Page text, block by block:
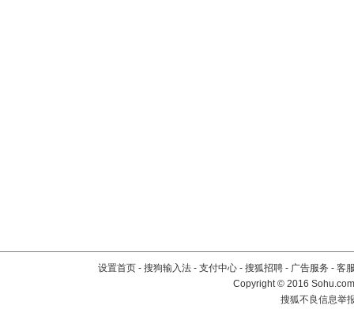
设置首页 - 搜狗输入法 - 支付中心 - 搜狐招聘 - 广告服务 - 客
Copyright©2016
搜狐不良信息举